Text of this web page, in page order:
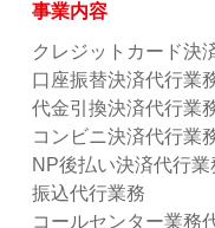
事業内容
クレジットカード決
口座振替決済代行業
代金引換決済代行業
コンビニ決済代行業
NP後払い決済代行業
振込代行業務
コールセンター業務